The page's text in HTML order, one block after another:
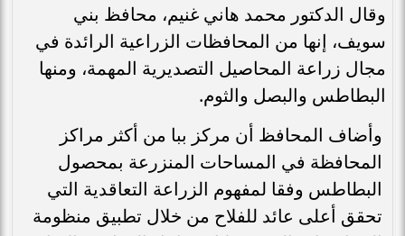
وقال الدكتور محمد هاني غنيم، محافظ بني
سويف، إنها من المحافظات الزراعية الرائدة في
مجال زراعة المحاصيل التصديرية المهمة، ومنها
البطاطس والبصل والثوم.
وأضاف المحافظ أن مركز ببا من أكثر مراكز
المحافظة في المساحات المنزرعة بمحصول
البطاطس وفقا لمفهوم الزراعة التعاقدية التي
تحقق أعلى عائد للفلاح من خلال تطبيق منظومة